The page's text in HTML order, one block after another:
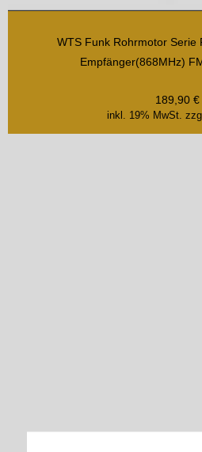
WTS Funk Rohrmotor Serie
Empfänger(868MHz)
inkl. 19% MwSt.
189,90 €